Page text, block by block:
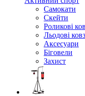
Самокати
Скейти
Роликові
Льодові
Аксесуари
Біговели
Захист